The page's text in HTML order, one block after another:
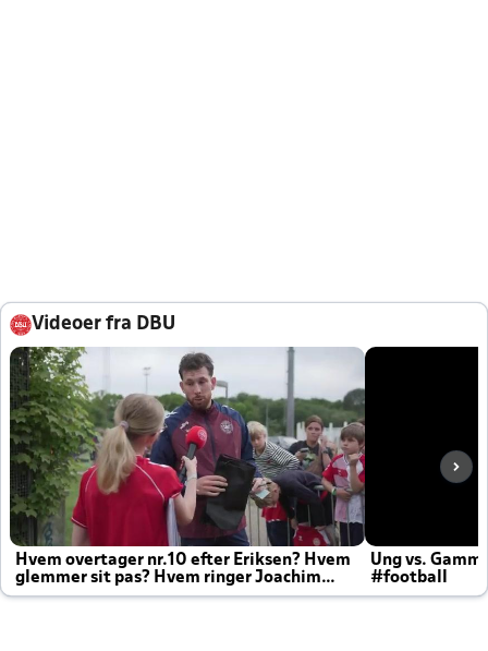
Videoer fra DBU
Hvem overtager nr.10 efter Eriksen? Hvem
glemmer sit pas? Hvem ringer Joachim
altid til efter kampe?
Ung vs.
#football